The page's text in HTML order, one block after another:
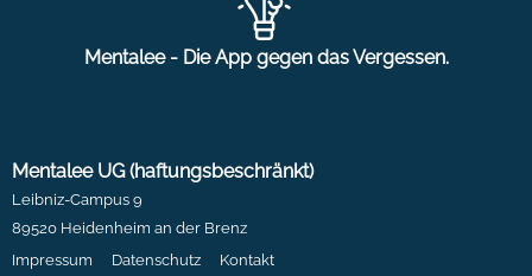
Mentalee - Die App gegen das Vergessen.
Mentalee UG (haftungsbeschränkt)
Leibniz-Campus 9
89520 Heidenheim an der Brenz
Navigation Kontakt
Datenschutz
Impressum